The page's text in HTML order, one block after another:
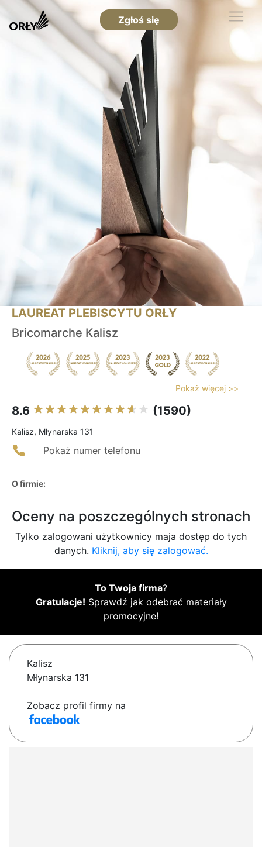
Zgłoś się
LAUREAT PLEBISCYTU ORŁY
Bricomarche Kalisz
Pokaż więcej >>
8.6 (1590)
Kalisz, Młynarska 131
Pokaż numer telefonu
O firmie:
Oceny na poszczególnych stronach
Tylko zalogowani użytkownicy maja dostęp do tych
danych. Kliknij, aby się zalogować.
To Twoja firma?
Gratulacje! Sprawdź jak odebrać materiały
promocyjne!
Kalisz
Młynarska 131
Zobacz profil firmy na